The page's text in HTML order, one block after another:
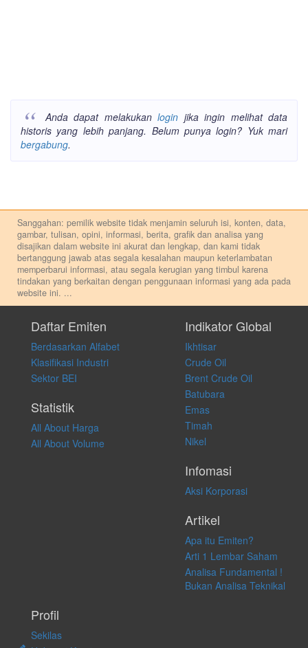
Anda dapat melakukanlogin jika ingin melihat data
historis yang lebih panjang. Belum punya login? Yuk mari
bergabung.
Sanggahan: pemilik website tidak menjamin seluruh isi, konten, data,
gambar, tulisan, opini, informasi, berita, grafik dan analisa yang
disajikan dalam website ini akurat dan lengkap, dan kami tidak
bertanggung jawab atas segala kesalahan maupun keterlambatan
memperbarui informasi, atau segala kerugian yang timbul karena
tindakan yang berkaitan dengan penggunaan informasi yang ada pada
website ini. ...
pribadi. Kami tidak memberi anjuran, saran, rekomendasi untuk
membeli, menjual atau melakukan aktivitas lain yang terkait dengan
transaksi perdagangan apapun, dan kami tidak bertanggung jawab
atas keputusan investasi yang dilakukan dalam kondisi dan situasi
apapun juga, yang diakibatkan secara langsung maupun tidak
langsung atas konten pada website ini.
Daftar Emiten
Berdasarkan Alfabet
Klasifikasi Industri
Sektor BEI
Statistik
All About Harga
All About Volume
Indikator Global
Ikhtisar
Crude Oil
Brent Crude Oil
Batubara
Emas
Timah
Nikel
Infomasi
Aksi Korporasi
Artikel
Apa itu Emiten?
Arti 1 Lembar Saham
Analisa Fundamental !
Bukan Analisa Teknikal
Profil
Sekilas